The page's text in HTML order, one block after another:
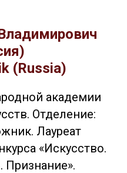
(Russia)
академии
Отделение:
Лауреат
«Искусство.
Признание».